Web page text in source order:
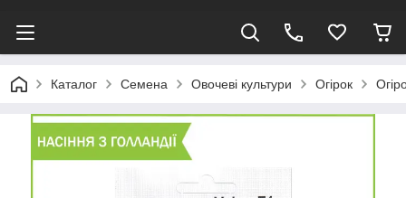
Каталог Семена Овочеві культури Огірок